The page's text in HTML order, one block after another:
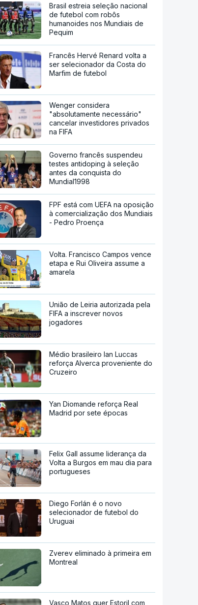
Brasil estreia seleção nacional
de futebol com robôs
humanoides nos Mundiais de
Pequim
Francês Hervé Renard volta a
ser selecionador da Costa do
Marfim de futebol
Wenger considera
"absolutamente necessário"
cancelar investidores privados
na FIFA
Governo francês suspendeu
testes antidoping à seleção
antes da conquista do
Mundial1998
FPF está com UEFA na oposição
à comercialização dos Mundiais
- Pedro Proença
Volta. Francisco Campos vence
etapa e Rui Oliveira assume a
amarela
União de Leiria autorizada pela
FIFA a inscrever novos
jogadores
Médio brasileiro Ian Luccas
reforça Alverca proveniente do
Cruzeiro
Yan Diomande reforça Real
Madrid por sete épocas
Felix Gall assume liderança da
Volta a Burgos em mau dia para
portugueses
Diego Forlán é o novo
selecionador de futebol do
Uruguai
Zverev eliminado à primeira em
Montreal
Vasco Matos quer Estoril com